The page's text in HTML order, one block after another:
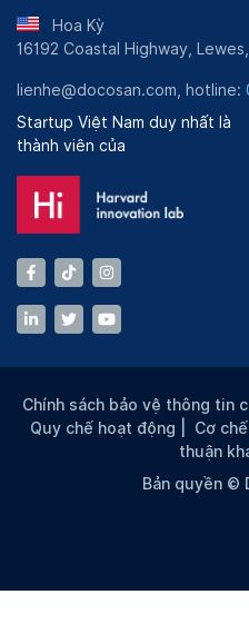
Hoa Kỳ
16192 Coastal Highway,
lienhe@docosan.com, hotline:
Startup Việt Nam duy nhất là
thành viên của
Chính sách bảo vệ thông tin
Quy chế hoạt động
Cơ
thuận
Bản quyền ©